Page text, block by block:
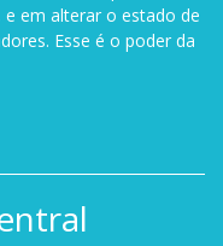
em alterar o estado de
Esse é o poder da